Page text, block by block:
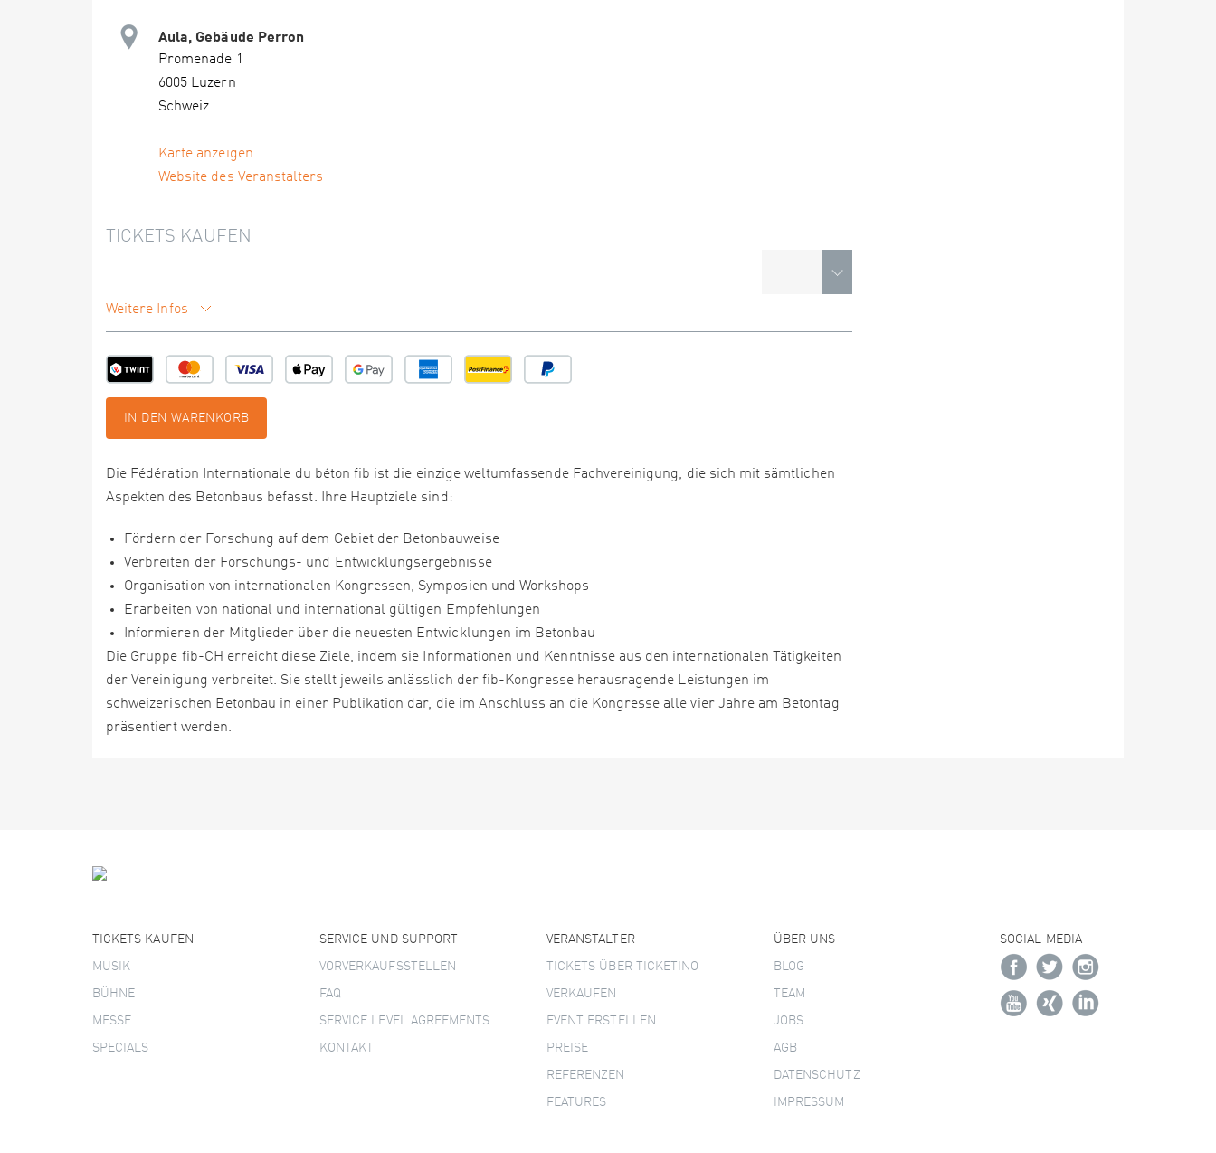
Aula, Gebäude Perron
Promenade 1
6005 Luzern
Schweiz
Karte anzeigen
Website des Veranstalters
TICKETS KAUFEN
Weitere Infos
IN DEN WARENKORB
Die Fédération Internationale du béton fib ist die einzige weltumfassende Fachvereinigung, die sich mit sämtlichen
Aspekten des Betonbaus befasst. Ihre Hauptziele sind:
Fördern der Forschung auf dem Gebiet der Betonbauweise
Verbreiten der Forschungs- und Entwicklungsergebnisse
Organisation von internationalen Kongressen, Symposien und Workshops
Erarbeiten von national und international gültigen Empfehlungen
Informieren der Mitglieder über die neuesten Entwicklungen im Betonbau
Die Gruppe fib-CH erreicht diese Ziele, indem sie Informationen und Kenntnisse aus den internationalen Tätigkeiten
der Vereinigung verbreitet. Sie stellt jeweils anlässlich der fib-Kongresse herausragende Leistungen im
schweizerischen Betonbau in einer Publikation dar, die im Anschluss an die Kongresse alle vier Jahre am Betontag
präsentiert werden.
TICKETS KAUFEN
MUSIK
BÜHNE
MESSE
SPECIALS
SERVICE UND SUPPORT
VORVERKAUFSSTELLEN
FAQ
SERVICE LEVEL AGREEMENTS
KONTAKT
VERANSTALTER
TICKETS ÜBER TICKETINO
VERKAUFEN
EVENT ERSTELLEN
PREISE
REFERENZEN
FEATURES
ÜBER UNS
BLOG
TEAM
JOBS
AGB
DATENSCHUTZ
IMPRESSUM
SOCIAL MEDIA